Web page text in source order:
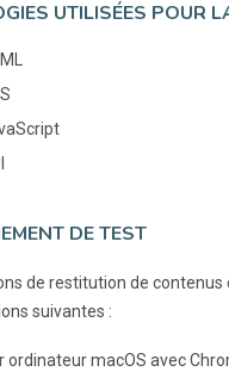
UTILISÉES POUR
DE TEST
de restitution de
suivantes :
ordinateur macOS avec